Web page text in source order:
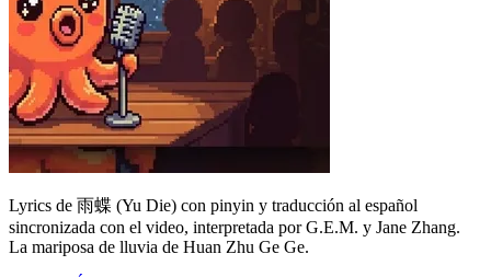
Lyrics de 雨蝶 (Yu Die) con pinyin y traducción al español
sincronizada con el video, interpretada por G.E.M. y Jane Zhang.
La mariposa de lluvia de Huan Zhu Ge Ge.